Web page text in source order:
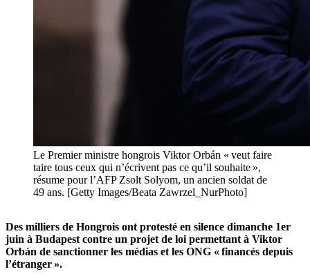
Le Premier ministre hongrois Viktor Orbán « veut faire
taire tous ceux qui n’écrivent pas ce qu’il souhaite »,
résume pour l’AFP Zsolt Solyom, un ancien soldat de
49 ans. [Getty Images/Beata Zawrzel_NurPhoto]
Des milliers de Hongrois ont protesté en silence dimanche 1er
juin à Budapest contre un projet de loi permettant à Viktor
Orbán de sanctionner les médias et les ONG « financés depuis
l’étranger ».